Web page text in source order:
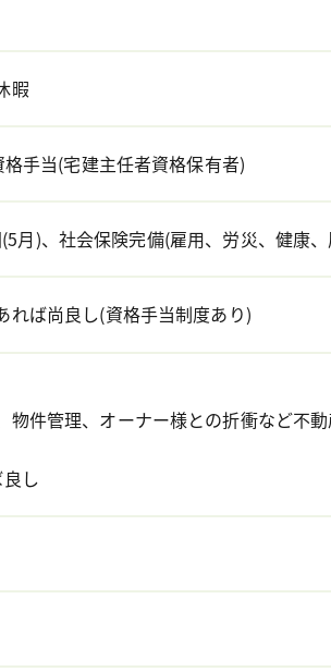
暇
手当(宅建主任者資格保有者)
月)、社会保険完備(雇用、労災、健康
れば尚良し(資格手当制度あり)
物件管理、オーナー様との折衝など不
し